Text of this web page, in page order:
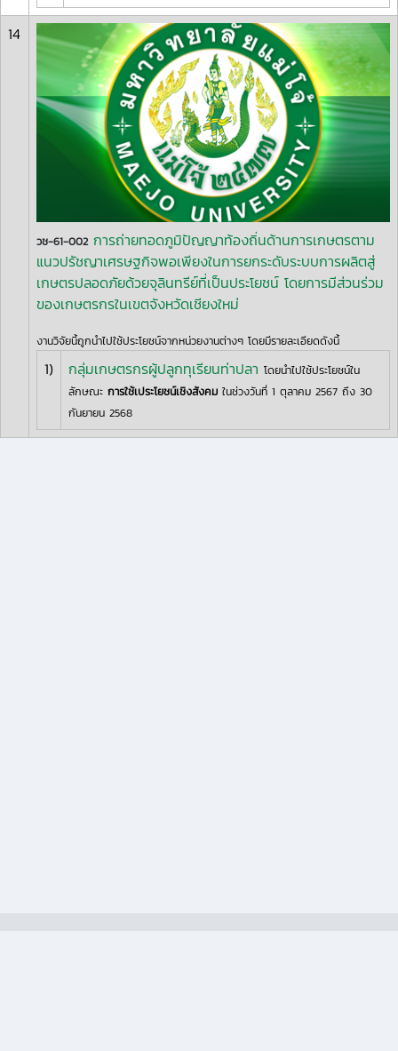
14
วช-61-002 การถ่ายทอดภูมิปัญญาท้องถิ่นด้านการเกษตรตาม
แนวปรัชญาเศรษฐกิจพอเพียงในการยกระดับระบบการผลิตสู่
เกษตรปลอดภัยด้วยจุลินทรีย์ที่เป็นประโยชน์ โดยการมีส่วนร่วม
ของเกษตรกรในเขตจังหวัดเชียงใหม่
งานวิจัยนี้ถูกนำไปใช้ประโยชน์จากหน่วยงานต่างๆ โดยมีรายละเอียดดังนี้
1) กลุ่มเกษตรกรผู้ปลูกทุเรียนท่าปลา โดยนำไปใช้ประโยชน์ใน
ลักษณะ การใช้เประโยชน์เชิงสังคม ในช่วงวันที่ 1 ตุลาคม 2567 ถึง 30
กันยายน 2568